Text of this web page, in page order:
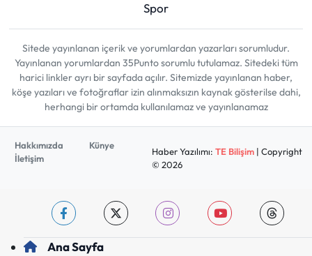
Spor
Sitede yayınlanan içerik ve yorumlardan yazarları sorumludur.
Yayınlanan yorumlardan 35Punto sorumlu tutulamaz. Sitedeki tüm
harici linkler ayrı bir sayfada açılır. Sitemizde yayınlanan haber,
köşe yazıları ve fotoğraflar izin alınmaksızın kaynak gösterilse dahi,
herhangi bir ortamda kullanılamaz ve yayınlanamaz
Hakkımızda
Künye
İletişim
Haber Yazılımı: TE Bilişim| Copyright
© 2026
Ana Sayfa